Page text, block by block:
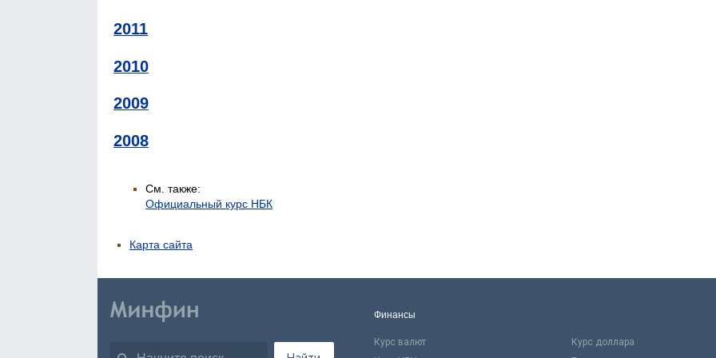
2011
2010
2009
2008
См. также:
Официальный курс НБК
Карта сайта
Финансы
Курс валют Курс доллара